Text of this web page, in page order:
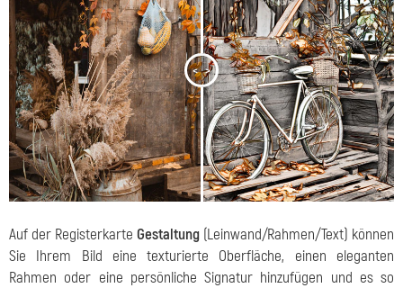
< >
Auf der Registerkarte Gestaltung (Leinwand/Rahmen/Text) können
Sie Ihrem Bild eine texturierte Oberfläche, einen eleganten
Rahmen oder eine persönliche Signatur hinzufügen und es so